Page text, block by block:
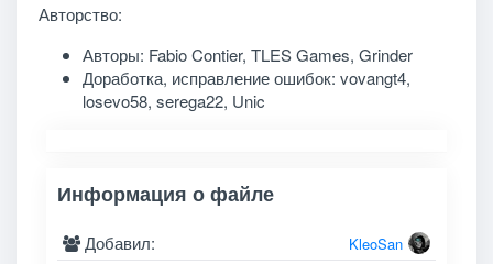
Авторство:
Авторы: Fabio Contier, TLES Games, Grinder
Доработка, исправление ошибок: vovangt4,
losevo58, serega22, Unic
Информация о файле
Добавил: KleoSan